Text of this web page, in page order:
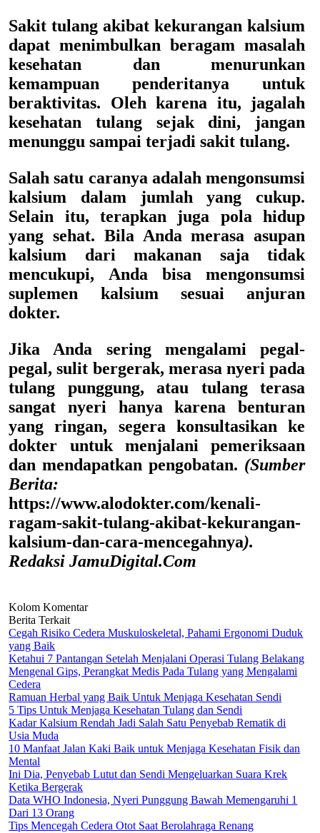
Sakit tulang akibat kekurangan kalsium
dapat menimbulkan beragam masalah
kesehatan dan menurunkan
kemampuan penderitanya untuk
beraktivitas. Oleh karena itu, jagalah
kesehatan tulang sejak dini, jangan
menunggu sampai terjadi sakit tulang.
Salah satu caranya adalah mengonsumsi
kalsium dalam jumlah yang cukup.
Selain itu, terapkan juga pola hidup
yang sehat. Bila Anda merasa asupan
kalsium dari makanan saja tidak
mencukupi, Anda bisa mengonsumsi
suplemen kalsium sesuai anjuran
dokter.
Jika Anda sering mengalami pegal-
pegal, sulit bergerak, merasa nyeri pada
tulang punggung, atau tulang terasa
sangat nyeri hanya karena benturan
yang ringan, segera konsultasikan ke
dokter untuk menjalani pemeriksaan
dan mendapatkan pengobatan. (Sumber
Berita:
https://www.alodokter.com/kenali-
ragam-sakit-tulang-akibat-kekurangan-
kalsium-dan-cara-mencegahnya).
Redaksi JamuDigital.Com
Kolom Komentar
Berita Terkait
Cegah Risiko Cedera Muskuloskeletal, Pahami Ergonomi Duduk
yang Baik
Ketahui 7 Pantangan Setelah Menjalani Operasi Tulang Belakang
Mengenal Gips, Perangkat Medis Pada Tulang yang Mengalami
Cedera
Ramuan Herbal yang Baik Untuk Menjaga Kesehatan Sendi
5 Tips Untuk Menjaga Kesehatan Tulang dan Sendi
Kadar Kalsium Rendah Jadi Salah Satu Penyebab Rematik di
Usia Muda
10 Manfaat Jalan Kaki Baik untuk Menjaga Kesehatan Fisik dan
Mental
Ini Dia, Penyebab Lutut dan Sendi Mengeluarkan Suara Krek
Ketika Bergerak
Data WHO Indonesia, Nyeri Punggung Bawah Memengaruhi 1
Dari 13 Orang
Tips Mencegah Cedera Otot Saat Berolahraga Renang